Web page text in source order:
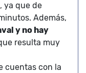
, ya que de
Además,
y no hay
resulta muy
cuentas con la